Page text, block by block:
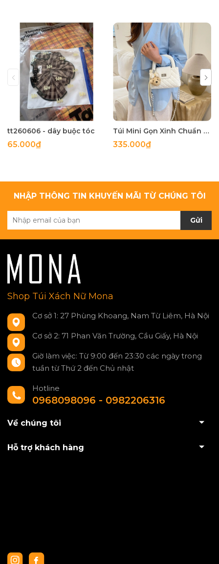
tt260606 - dây buộc tóc
65.000₫
Túi Mini Gọn Xinh Chuẩn Gu - tt260518
335.000₫
NHẬP THÔNG TIN KHUYẾN MÃI TỪ CHÚNG TÔI
Gửi
Shop Túi Xách Nữ Mona
Cơ sở 1: 27 Phùng Khoang, Nam Từ Liêm, Hà Nội
Cơ sở 2: 71 Phan Văn Trường, Cầu Giấy, Hà Nội
Giờ làm việc: Từ 9:00 đến 23:30 các ngày trong
tuần từ Thứ 2 đến Chủ nhật
Hotline
0968098096 - 0982206316
Về chúng tôi
Hỗ trợ khách hàng